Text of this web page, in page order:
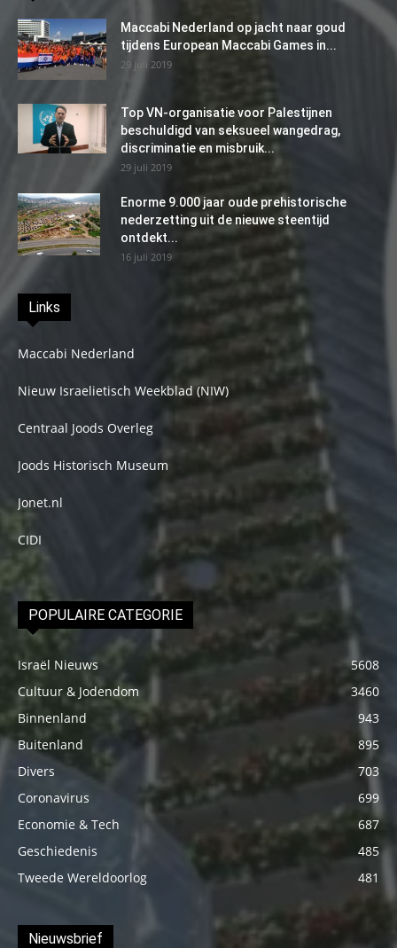
Maccabi Nederland op jacht naar goud
tijdens European Maccabi Games in...
29 juli 2019
Top VN-organisatie voor Palestijnen
beschuldigd van seksueel wangedrag,
discriminatie en misbruik...
29 juli 2019
Enorme 9.000 jaar oude prehistorische
nederzetting uit de nieuwe steentijd
ontdekt...
16 juli 2019
Links
Maccabi Nederland
Nieuw Israelietisch Weekblad (NIW)
Centraal Joods Overleg
Joods Historisch Museum
Jonet.nl
CIDI
POPULAIRE CATEGORIE
Israël Nieuws
5608
Cultuur & Jodendom
3460
Binnenland
943
Buitenland
895
Divers
703
Coronavirus
699
Economie & Tech
687
Geschiedenis
485
Tweede Wereldoorlog
481
Nieuwsbrief